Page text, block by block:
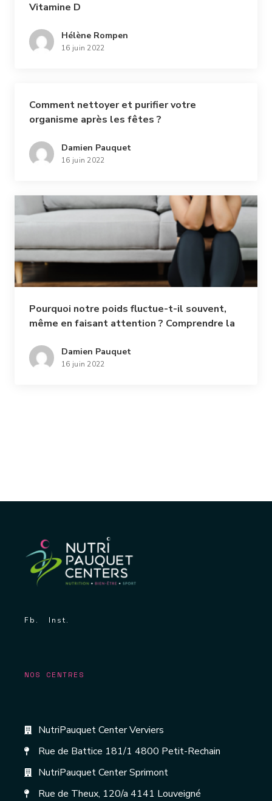
Vitamine D
Hélène Rompen
16 juin 2022
Comment nettoyer et purifier votre
organisme après les fêtes ?
Damien Pauquet
16 juin 2022
Pourquoi notre poids fluctue-t-il souvent,
même en faisant attention ? Comprendre la
Damien Pauquet
16 juin 2022
Fb. Inst.
NOS CENTRES
NutriPauquet Center Verviers
Rue de Battice 181/1 4800 Petit-Rechain
NutriPauquet Center Sprimont
Rue de Theux, 120/a 4141 Louveigné